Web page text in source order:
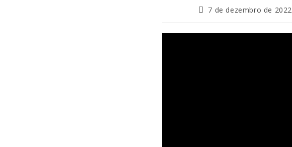
7 de dezembro de 2022